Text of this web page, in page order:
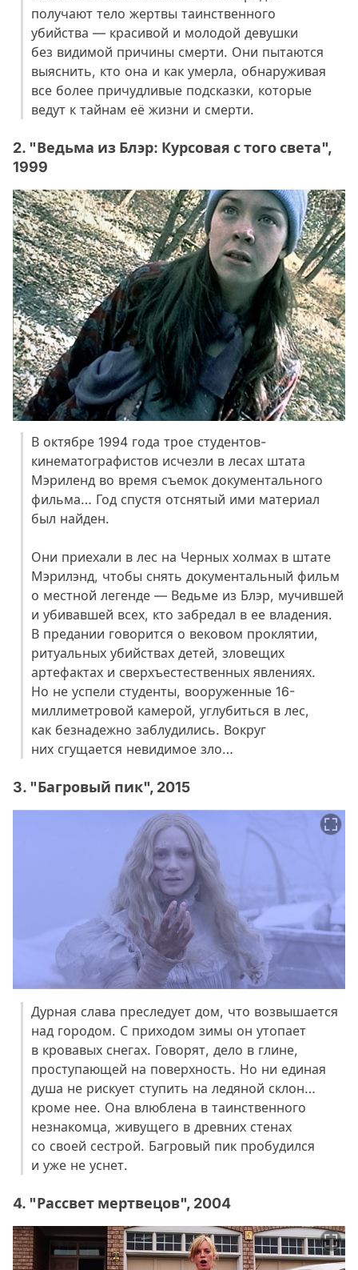
получают тело жертвы таинственного
убийства — красивой и молодой девушки
без видимой причины смерти. Они пытаются
выяснить, кто она и как умерла, обнаруживая
все более причудливые подсказки, которые
ведут к тайнам её жизни и смерти.
2. "Ведьма из Блэр: Курсовая с того света",
1999
В октябре 1994 года трое студентов-
кинематографистов исчезли в лесах штата
Мэриленд во время съемок документального
фильма… Год спустя отснятый ими материал
был найден.
Они приехали в лес на Черных холмах в штате
Мэрилэнд, чтобы снять документальный фильм
о местной легенде — Ведьме из Блэр, мучившей
и убивавшей всех, кто забредал в ее владения.
В предании говорится о вековом проклятии,
ритуальных убийствах детей, зловещих
артефактах и сверхъестественных явлениях.
Но не успели студенты, вооруженные 16-
миллиметровой камерой, углубиться в лес,
как безнадежно заблудились. Вокруг
них сгущается невидимое зло…
3. "Багровый пик", 2015
Дурная слава преследует дом, что возвышается
над городом. С приходом зимы он утопает
в кровавых снегах. Говорят, дело в глине,
проступающей на поверхность. Но ни единая
душа не рискует ступить на ледяной склон…
кроме нее. Она влюблена в таинственного
незнакомца, живущего в древних стенах
со своей сестрой. Багровый пик пробудился
и уже не уснет.
4. "Рассвет мертвецов", 2004